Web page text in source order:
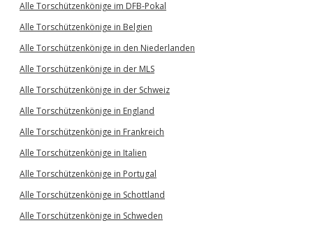
Alle Torschützenkönige im DFB-Pokal
Alle Torschützenkönige in Belgien
Alle Torschützenkönige in den Niederlanden
Alle Torschützenkönige in der MLS
Alle Torschützenkönige in der Schweiz
Alle Torschützenkönige in England
Alle Torschützenkönige in Frankreich
Alle Torschützenkönige in Italien
Alle Torschützenkönige in Portugal
Alle Torschützenkönige in Schottland
Alle Torschützenkönige in Schweden